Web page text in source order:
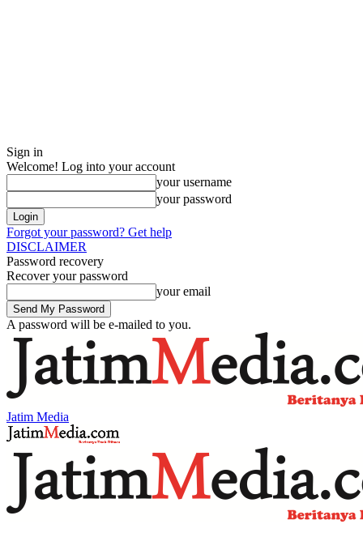
Sign in
Welcome! Log into your account
your username
your password
Forgot your password? Get help
DISCLAIMER
Password recovery
Recover your password
your email
A password will be e-mailed to you.
Jatim Media